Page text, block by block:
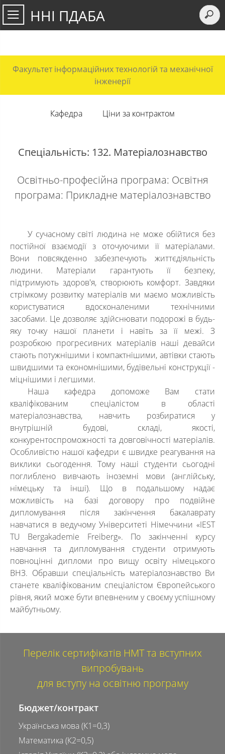
ННІ ПДАБА
Факультет інформаційних технологій та механічної
інженерії
Кафедра Ціни за контрактом
Спеціальність: 132. Матеріалознавство
Освітньо-професійна програма: Освітня
програма: Прикладне матеріалознавство
У сучасному світі людина не може обійтися без
постійної взаємодії з оточуючими її матеріалами.
Вони повсякденно забезпечують життєдіяльність
людини. Матеріали гарантують її безпеку,
підтримують здоров'я, створюють комфорт. Завдяки
стрімкому розвитку матеріалів ми маємо можливість
користуватися вдосконаленими технічними
засобами. Це дозволяє здійснювати подорожі в будь-
яку точку нашої планети і навіть за її межі. З
розробкою прогресивних матеріалів наші девайси
стають потужнішими і компактнішими, автівки стають
швидшими та економнішими, будівельні конструкції -
міцнішими і легшими.
Наша кафедра допоможе Вам стати
кваліфікованим спеціалістом в області
матеріалознавства, навчить розбиратися у
внутрішній будові, складі, якості,
конкурентоспроможності та довговічності матеріалів.
Особливістю нашої кафедри є швидке реагування на
виклики сьогодення. Тому наші студенти сьогодні
поглиблено вивчають іноземні мови (англійську,
німецьку та інші). Що в подальшому надає
можливість на базі договору про подвійне
дипломування після закінчення бакалаврату
навчатися в ведучому Університеті Німеччини «IEST
TU Bergakademie Freiberg». По закінченні курсу
навчання та дипломування студенти отримують
повноцінні дипломи про вищу освіту німецького
ВНЗ. Обравши спеціальність матеріалознавство Ви
станете кваліфікованим спеціалістом Європейського
рівня, який може бути впевненим у своєму успішному
майбутньому.
Перелік сертифікатів НМТ та вступних
випробувань
для вступу на освітню програму
Бюджет/контракт
Українська мова (К1=0,3)
Математика (К2=0,5)